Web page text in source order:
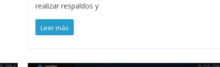
realizar respaldos y
Leer más